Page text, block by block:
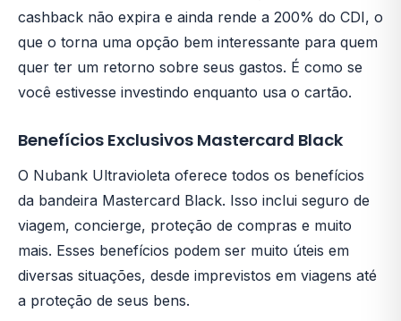
cashback não expira e ainda rende a 200% do CDI, o
que o torna uma opção bem interessante para quem
quer ter um retorno sobre seus gastos. É como se
você estivesse investindo enquanto usa o cartão.
Benefícios Exclusivos Mastercard Black
O Nubank Ultravioleta oferece todos os benefícios
da bandeira Mastercard Black. Isso inclui seguro de
viagem, concierge, proteção de compras e muito
mais. Esses benefícios podem ser muito úteis em
diversas situações, desde imprevistos em viagens até
a proteção de seus bens.